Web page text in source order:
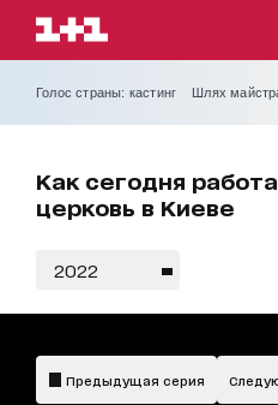
Голос страны: кастинг Шлях
Как сегодня
церковь в Киеве
2022
Предыдущая серия